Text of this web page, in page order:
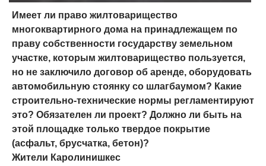
Имеет ли право жилтоварищество
многоквартирного дома на принадлежащем по
праву собственности государству земельном
участке, которым жилтоварищество пользуется,
но не заключило договор об аренде, оборудовать
автомобильную стоянку со шлагбаумом? Какие
строительно-технические нормы регламентируют
это? Обязателен ли проект? Должно ли быть на
этой площадке только твердое покрытие
(асфальт, брусчатка, бетон)?
Жители Каролинишкес